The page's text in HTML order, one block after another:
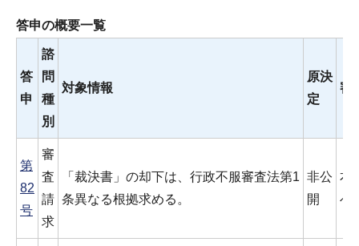
答申の概要一覧
答
申
諮
問
種
別
対象情報
原決
定
審
第
82
号
審
査
請
求
「裁決書」の却下は、行政不服審査法第1
条異なる根拠求める。
非公
開
本
べ